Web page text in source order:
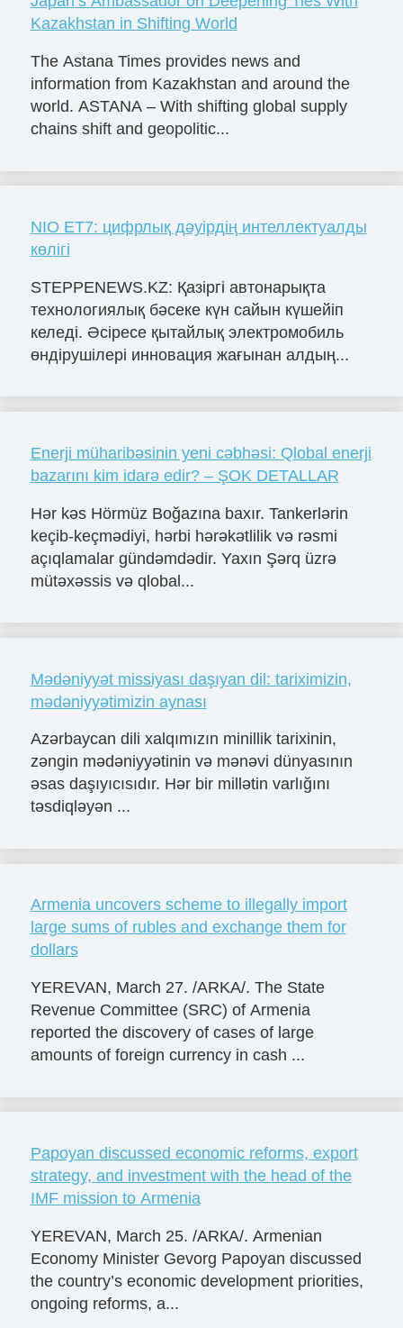
Kazakhstan in Shifting World
The Astana Times provides news and
information from Kazakhstan and around the
world. ASTANA – With shifting global supply
chains shift and geopolitic...
NIO ET7: цифрлық дәуірдің интеллектуалды
көлігі
STEPPENEWS.KZ: Қазіргі автонарықта
технологиялық бәсеке күн сайын күшейіп
келеді. Әсіресе қытайлық электромобиль
өндірушілері инновация жағынан алдың...
Enerji müharibəsinin yeni cəbhəsi: Qlobal enerji
bazarını kim idarə edir? – ŞOK DETALLAR
Hər kəs Hörmüz Boğazına baxır. Tankerlərin
keçib-keçmədiyi, hərbi hərəkətlilik və rəsmi
açıqlamalar gündəmdədir. Yaxın Şərq üzrə
mütəxəssis və qlobal...
Mədəniyyət missiyası daşıyan dil: tariximizin,
mədəniyyətimizin aynası
Azərbaycan dili xalqımızın minillik tarixinin,
zəngin mədəniyyətinin və mənəvi dünyasının
əsas daşıyıcısıdır. Hər bir millətin varlığını
təsdiqləyən ...
Armenia uncovers scheme to illegally import
large sums of rubles and exchange them for
dollars
YEREVAN, March 27. /ARKA/. The State
Revenue Committee (SRC) of Armenia
reported the discovery of cases of large
amounts of foreign currency in cash ...
Papoyan discussed economic reforms, export
strategy, and investment with the head of the
IMF mission to Armenia
YEREVAN, March 25. /ARКА/. Armenian
Economy Minister Gevorg Papoyan discussed
the country’s economic development priorities,
ongoing reforms, a...